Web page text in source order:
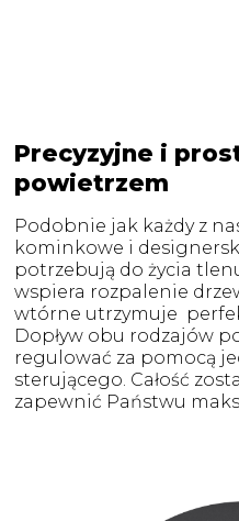
Precyzyjne i
powietrzem
Podobnie jak każdy z
kominkowe i
potrzebują do życia
wspiera rozpalenie
wtórne utrzymuje
Dopływ obu rodzajów
regulować za pomocą
sterującego. Całość
zapewnić Państwu